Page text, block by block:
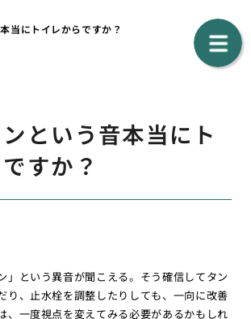
当にトイレからですか？
という音本当にト
すか？
」という異音が聞こえる。そう確信してタン
り、止水栓を調整したりしても、一向に改善
、一度視点を変えてみる必要があるかもしれ